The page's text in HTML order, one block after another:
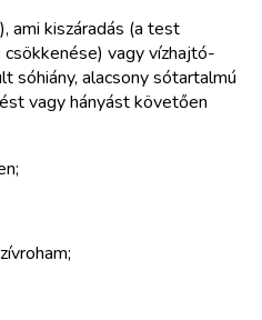
ami kiszáradás (a test
vagy vízhajtó-
sóhiány, alacsony sótartalmú
vagy hányást követően